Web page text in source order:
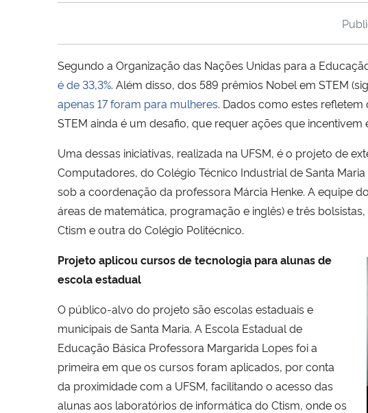
Segundo a Organização das Nações Unidas para a
é de 33,3%. Além disso, dos 589 prêmios Nobel em STEM
apenas 17 foram para mulheres. Dados como estes
STEM ainda é um desafio, que requer ações que
Uma dessas iniciativas, realizada na UFSM, é o projeto de
Computadores, do Colégio Técnico Industrial de Santa
sob a coordenação da professora Márcia Henke. A equipe
áreas de matemática, programação e inglês) e três
Ctism e outra do Colégio Politécnico.
Projeto aplicou cursos de tecnologia para alunas de
escola estadual
O público-alvo do projeto são escolas estaduais e
municipais de Santa Maria. A Escola Estadual de
Educação Básica Professora Margarida Lopes foi a
primeira em que os cursos foram aplicados, por conta
da proximidade com a UFSM, facilitando o acesso das
alunas aos laboratórios de informática do Ctism, onde os